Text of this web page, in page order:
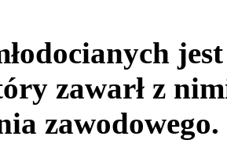
jest
zawarł z
zawodowego.